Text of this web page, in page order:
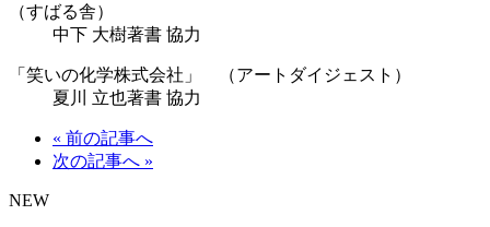
（すばる舎）
中下 大樹著書 協力
「笑いの化学株式会社」 （アートダイジェスト）
夏川 立也著書 協力
« 前の記事へ
次の記事へ »
NEW